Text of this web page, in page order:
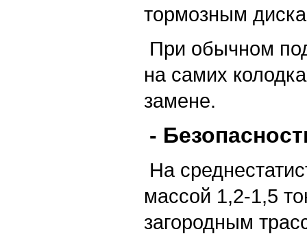
тормозным
При обычном
на самих
замене.
-
На
массой 1,2-1,5
загородным